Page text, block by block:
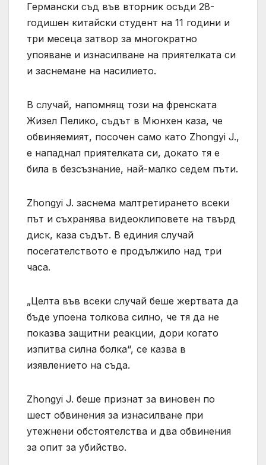
Германски съд във вторник осъди 28-
годишен китайски студент на 11 години и
три месеца затвор за многократно
упояване и изнасилване на приятелката си
и заснемане на насилието.
В случай, напомнящ този на френската
Жизел Пелико, съдът в Мюнхен каза, че
обвиняемият, посочен само като Zhongyi J.,
е нападнал приятелката си, докато тя е
била в безсъзнание, най-малко седем пъти.
Zhongyi J. заснема малтретирането всеки
път и съхранява видеоклиповете на твърд
диск, каза съдът. В единия случай
посегателството е продължило над три
часа.
„Целта във всеки случай беше жертвата да
бъде упоена толкова силно, че тя да не
показва защитни реакции, дори когато
изпитва силна болка“, се казва в
изявлението на съда.
Zhongyi J. беше признат за виновен по
шест обвинения за изнасилване при
утежнени обстоятелства и два обвинения
за опит за убийство.